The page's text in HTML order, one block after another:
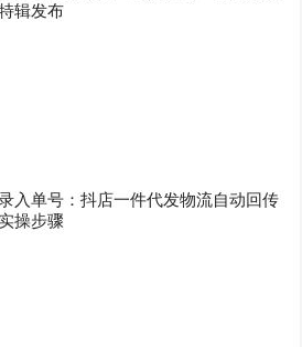
辑发布
入单号：抖店一件代发物流自动回传
操步骤